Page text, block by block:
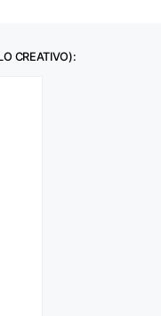
CREATIVO):